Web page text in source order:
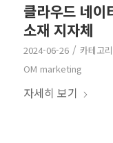
클라우드 네이
소재 지자체
2024-06-26 / 카테고
OM marketing
자세히 보기